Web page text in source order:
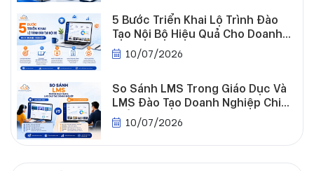
5 Bước Triển Khai Lộ Trình Đào
Tạo Nội Bộ Hiệu Quả Cho Doanh
Nghiệp
10/07/2026
So Sánh LMS Trong Giáo Dục Và
LMS Đào Tạo Doanh Nghiệp Chi
Tiết10/07/2026